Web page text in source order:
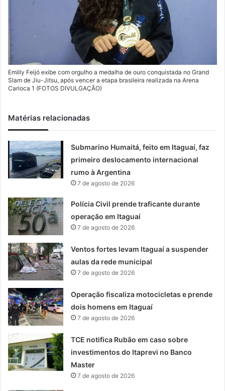
Emilly Feijó exibe com orgulho a medalha de ouro conquistada no Grand
Slam de Jiu-Jitsu, após vencer a etapa brasileira realizada na Arena
Carioca 1 (FOTOS DIVULGAÇÃO)
Matérias relacionadas
Submarino Humaitá, feito em Itaguaí, faz
primeiro deslocamento internacional
rumo à Argentina
7 de agosto de 2026
Polícia Civil prende traficante durante
operação em Itaguaí
7 de agosto de 2026
Ventos fortes levam Itaguaí a suspender
aulas da rede municipal
7 de agosto de 2026
Operação fiscaliza motocicletas e prende
dois homens em Itaguaí
7 de agosto de 2026
TCE notifica Rubão em caso sobre
investimentos do Itaprevi no Banco
Master
7 de agosto de 2026